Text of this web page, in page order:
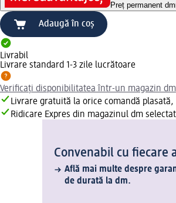
Preț permanent dm
Adaugă în coș
Livrabil
Livrare standard 1-3 zile lucrătoare
Verificați disponibilitatea într-un magazin dm
Livrare gratuită la orice comandă
Ridicare Expres din magazinul dm
Convenabil cu fiecare
Află mai multe despre
de durată la dm.